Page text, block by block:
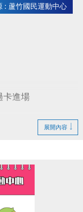
: 蘆竹國民運動中心
卡進場
:
news/pageID/1/
展開內容